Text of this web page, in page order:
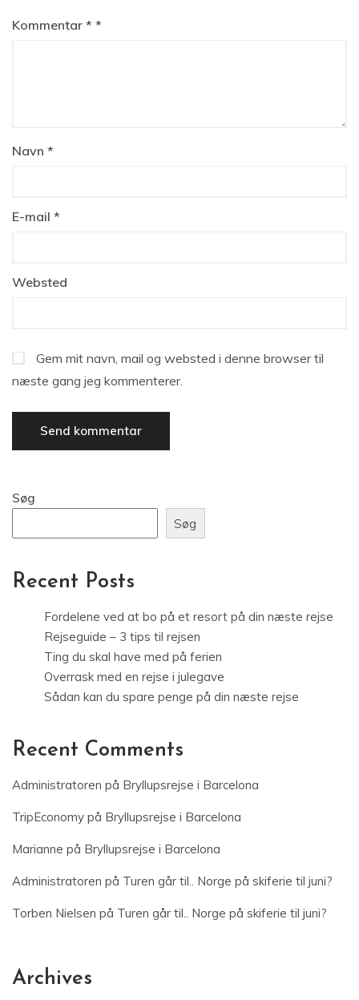
Kommentar *
Navn *
E-mail *
Websted
Gem mit navn, mail og websted i denne browser til
næste gang jeg kommenterer.
Søg
Søg
Recent Posts
Fordelene ved at bo på et resort på din næste rejse
Rejseguide – 3 tips til rejsen
Ting du skal have med på ferien
Overrask med en rejse i julegave
Sådan kan du spare penge på din næste rejse
Recent Comments
Administratoren på Bryllupsrejse i Barcelona
TripEconomy på Bryllupsrejse i Barcelona
Marianne på Bryllupsrejse i Barcelona
Administratoren på Turen går til.. Norge på skiferie til juni?
Torben Nielsen på Turen går til.. Norge på skiferie til juni?
Archives